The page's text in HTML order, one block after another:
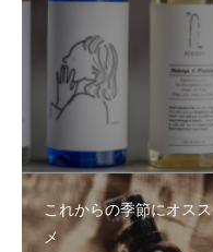
これからの季節にオスス
メ